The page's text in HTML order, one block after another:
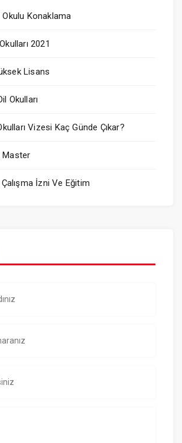
Konaklama
2021
Lisans
Okulları
Vizesi Kaç Günde Çıkar?
Master
İzni Ve Eğitim